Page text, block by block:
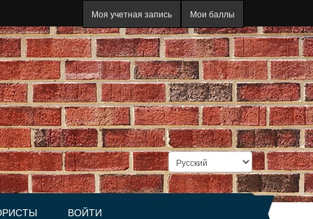
Моя учетная запись Мои баллы
ВОЙТИ